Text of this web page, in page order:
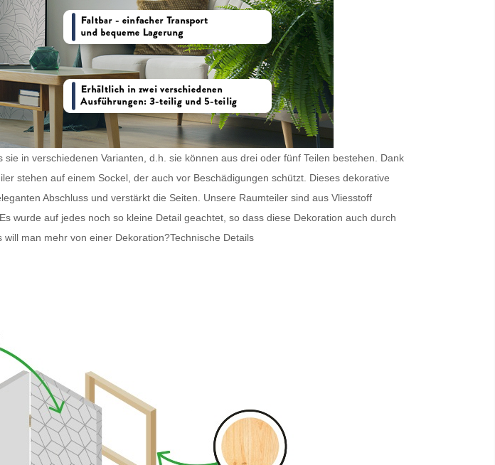
in verschiedenen Varianten, d.h. sie können aus drei oder fünf Teilen bestehen. Dank
stehen auf einem Sockel, der auch vor Beschädigungen schützt. Dieses dekorative
Abschluss und verstärkt die Seiten. Unsere Raumteiler sind aus Vliesstoff
wurde auf jedes noch so kleine Detail geachtet, so dass diese Dekoration auch durch
will man mehr von einer Dekoration?Technische Details